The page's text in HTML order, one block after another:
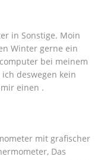
in Sonstige. Moin
Winter gerne ein
bei meinem
deswegen kein
einen .
mit grafischer
Das